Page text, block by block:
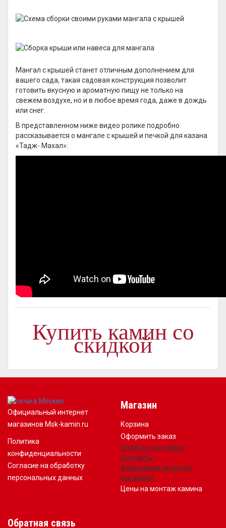
Мангал с крышей станет отличным дополнением для
вашего сада, такая садовая конструкция позволит
готовить вкусную и ароматную пищу не только на
свежем воздухе, но и в любое время года, даже в дождь
или снег.
В представленном ниже видео ролике подробно
рассказывается о мангале с крышей и печкой для казана
«Тадж- Махал»:
Купить камин со
скидкой
Официальный интернет
магазинов Msk-kamin.ru
Политика
конфиденциальности
Согласие на обработку
персональных данных
Магазин
Корзина
Оформить заказ
Оплата и доставка
Контакты
Фальшивые интернет
магазины
Цены на монтаж камина
Обратная связь